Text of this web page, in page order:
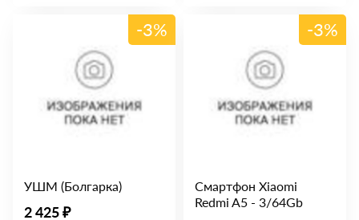
-3%
УШМ (Болгарка)
2 425 ₽
-3%
Смартфон Xiaomi
Redmi A5 - 3/64Gb